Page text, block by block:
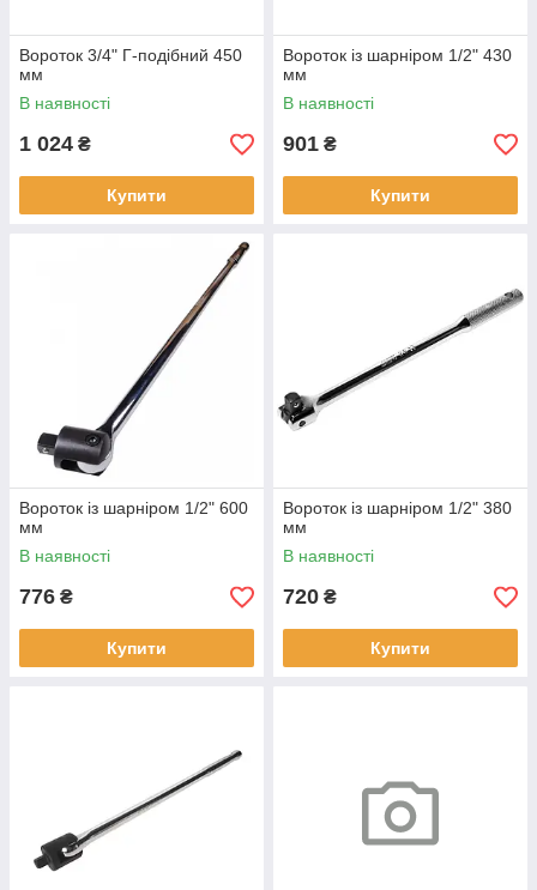
Вороток 3/4" Г-подібний 450
мм
В наявності
1 024 ₴
Купити
Вороток із шарніром 1/2" 430
мм
В наявності
901 ₴
Купити
Вороток із шарніром 1/2" 600
мм
В наявності
776 ₴
Купити
Вороток із шарніром 1/2" 380
мм
В наявності
720 ₴
Купити